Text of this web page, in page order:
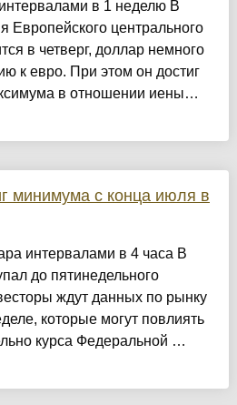
в 1 неделю В
Европейского центрального
в четверг, доллар немного
к евро. При этом он достиг
в отношении иены…
минимума с конца июля в
интервалами в 4 часа В
до пятинедельного
ждут данных по рынку
которые могут повлиять
курса Федеральной …